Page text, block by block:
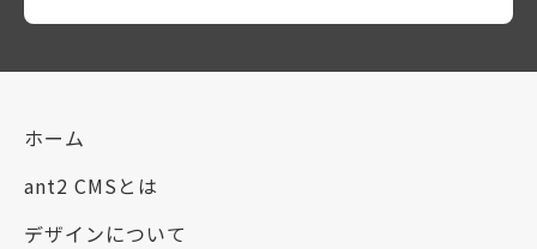
ホーム
ant2 CMSとは
デザインについて